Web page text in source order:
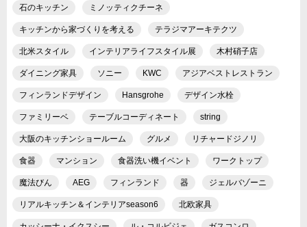
石のキッチン ミノッティクチーネ
キッチンから家づくりを考える テラジマアーキテクツ
北米スタイル インテリアライフスタイル展 木村硝子店
ダイニング家具 ソニー KWC アジアベストレストラン
フィンランドデザイン Hansgrohe デザイン水栓
ファミリーベ テーブルコーディネート string
大阪のキッチンショールーム グルメ リチャードジノリ
食器 マンション 食器洗い機イベント ワークトップ
魔法びん AEG フィンランド 器 ジェルバゾーニ
リアルキッチン＆インテリアseason6 北欧家具